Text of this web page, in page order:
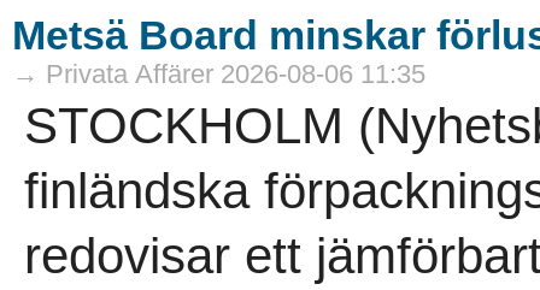
Metsä Board minskar
→ Privata Affärer 2026-08-06 11:35
STOCKHOLM
finländska
redovisar ett